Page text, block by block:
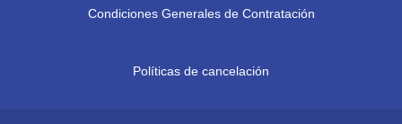
Condiciones Generales de Contratación
Políticas de cancelación